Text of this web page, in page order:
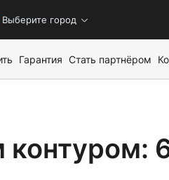
Выберите город
Гарантия Стать партнёром
контуром: